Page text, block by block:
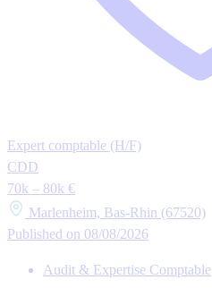
Expert comptable (H/F)
CDD
70k – 80k €
Marlenheim, Bas-Rhin (67520)
Published on 08/08/2026
Audit & Expertise Comptable